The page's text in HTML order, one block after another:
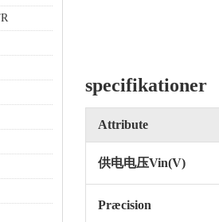
specifikationer
Attribute
供电电压Vin(V)
Præcision